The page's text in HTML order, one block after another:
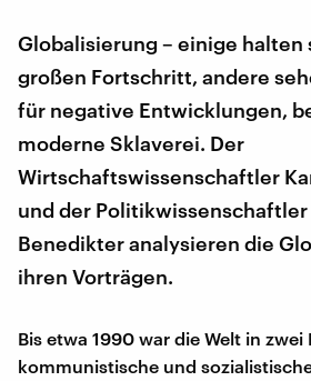
Globalisierung – einige halten
großen Fortschritt, andere
für negative Entwicklungen,
moderne Sklaverei. Der
Wirtschaftswissenschaftler
und der Politikwissenschaftler
Benedikter analysieren die
ihren Vorträgen.
Bis etwa 1990 war die Welt in
kommunistische und